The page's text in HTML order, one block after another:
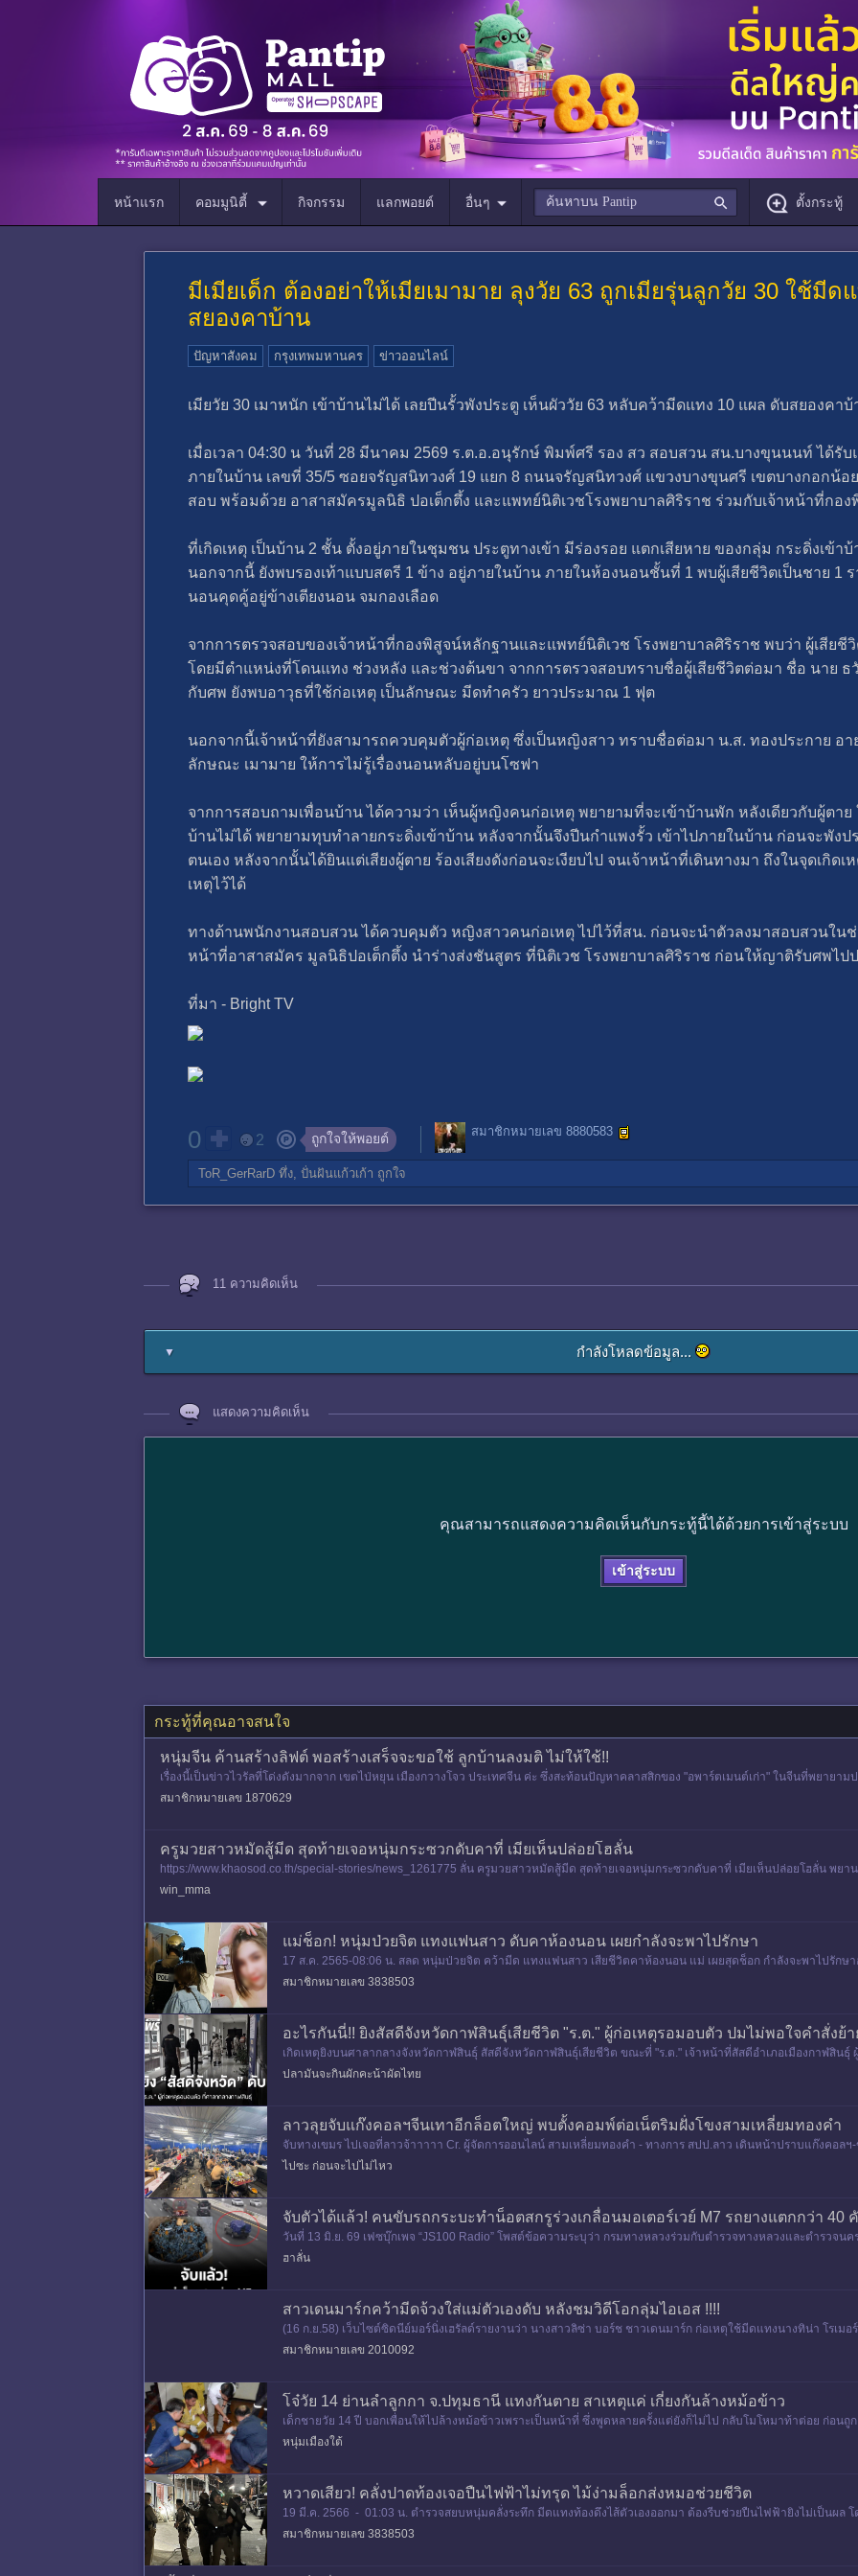
หน้าแรก คอมมูนิตี้ กิจกรรม แลกพอยต์ อื่นๆ ตั้งกระทู้
มีเมียเด็ก ต้องอย่าให้เมียเมามาย ลุงวัย 63 ถูกเมียรุ่นลูกวัย 30 ใช้มี
สยองคาบ้าน
ปัญหาสังคม กรุงเทพมหานคร ข่าวออนไลน์
เมียวัย 30 เมาหนัก เข้าบ้านไม่ได้ เลยปีนรั้วพังประตู เห็นผัววัย 63 หลับคว้ามีดแทง 10 แผล ดับสยองคาบ้
เมื่อเวลา 04:30 น วันที่ 28 มีนาคม 2569 ร.ต.อ.อนุรักษ์ พิมพ์ศรี รอง สว สอบสวน สน.บางขุนนนท์ ได้รับ
ภายในบ้าน เลขที่ 35/5 ซอยจรัญสนิทวงศ์ 19 แยก 8 ถนนจรัญสนิทวงศ์ แขวงบางขุนศรี เขตบางกอกน้อ
สอบ พร้อมด้วย อาสาสมัครมูลนิธิ ปอเต็กตึ้ง และแพทย์นิติเวชโรงพยาบาลศิริราช ร่วมกับเจ้าหน้าที่กอ
ที่เกิดเหตุ เป็นบ้าน 2 ชั้น ตั้งอยู่ภายในชุมชน ประตูทางเข้า มีร่องรอย แตกเสียหาย ของกลุ่ม กระดิ่งเข้า
นอกจากนี้ ยังพบรองเท้าแบบสตรี 1 ข้าง อยู่ภายในบ้าน ภายในห้องนอนชั้นที่ 1 พบผู้เสียชีวิตเป็นชาย 1
นอนคุดคู้อยู่ข้างเตียงนอน จมกองเลือด
จากการตรวจสอบของเจ้าหน้าที่กองพิสูจน์หลักฐานและแพทย์นิติเวช โรงพยาบาลศิริราช พบว่า ผู้เสียชี
โดยมีตำแหน่งที่โดนแทง ช่วงหลัง และช่วงต้นขา จากการตรวจสอบทราบชื่อผู้เสียชีวิตต่อมา ชื่อ นาย ธ
กับศพ ยังพบอาวุธที่ใช้ก่อเหตุ เป็นลักษณะ มีดทำครัว ยาวประมาณ 1 ฟุต
นอกจากนี้เจ้าหน้าที่ยังสามารถควบคุมตัวผู้ก่อเหตุ ซึ่งเป็นหญิงสาว ทราบชื่อต่อมา น.ส. ทองประกาย อา
ลักษณะ เมามาย ให้การไม่รู้เรื่องนอนหลับอยู่บนโซฟา
จากการสอบถามเพื่อนบ้าน ได้ความว่า เห็นผู้หญิงคนก่อเหตุ พยายามที่จะเข้าบ้านพัก หลังเดียวกับผู้ตาย
บ้านไม่ได้ พยายามทุบทำลายกระดิ่งเข้าบ้าน หลังจากนั้นจึงปีนกำแพงรั้ว เข้าไปภายในบ้าน ก่อนจะพังป
ตนเอง หลังจากนั้นได้ยินแต่เสียงผู้ตาย ร้องเสียงดังก่อนจะเงียบไป จนเจ้าหน้าที่เดินทางมา ถึงในจุดเกิ
เหตุไว้ได้
ทางด้านพนักงานสอบสวน ได้ควบคุมตัว หญิงสาวคนก่อเหตุ ไปไว้ที่สน. ก่อนจะนำตัวลงมาสอบสวนในช่
หน้าที่อาสาสมัคร มูลนิธิปอเต็กตึ้ง นำร่างส่งชันสูตร ที่นิติเวช โรงพยาบาลศิริราช ก่อนให้ญาติรับศพไป
ที่มา - Bright TV
0 2 ถูกใจให้พอยต์ สมาชิกหมายเลข 8880583
ToR_GerRarD ทึ่ง, ปั่นฝันแก้วเก้า ถูกใจ
11 ความคิดเห็น
▼ กำลังโหลดข้อมูล...
แสดงความคิดเห็น
คุณสามารถแสดงความคิดเห็นกับกระทู้นี้ได้ด้วยการเข้าสู่ระบบ
เข้าสู่ระบบ
กระทู้ที่คุณอาจสนใจ
หนุ่มจีน ค้านสร้างลิฟต์ พอสร้างเสร็จจะขอใช้ ลูกบ้านลงมติ ไม่ให้ใช้!!
เรื่องนี้เป็นข่าวไวรัลที่โด่งดังมากจาก เขตไป่หยุน เมืองกวางโจว ประเทศจีน ค่ะ ซึ่งสะท้อนปัญหาคลาสสิกของ "อพาร์ตเมนต์เก่า" ในจีนที่พยายา
สมาชิกหมายเลข 1870629
ครูมวยสาวหมัดสู้มีด สุดท้ายเจอหนุ่มกระซวกดับคาที่ เมียเห็นปล่อยโฮลั่น
https://www.khaosod.co.th/special-stories/news_1261775 ลั่น ครูมวยสาวหมัดสู้มีด สุดท้ายเจอหนุ่มกระซวกดับคาที่ เมียเห็นปล่อยโฮลั่น พย
ษ ก่อนตายมานั่
win_mma
แม่ช็อก! หนุ่มป่วยจิต แทงแฟนสาว ดับคาห้องนอน เผยกำลังจะพาไปรักษา
17 ส.ค. 2565-08:06 น. สลด หนุ่มป่วยจิต คว้ามีด แทงแฟนสาว เสียชีวิตคาห้องนอน แม่ เผยสุดช็อก กำลังจะพาไปรักษ
สมาชิกหมายเลข 3838503
อะไรกันนี่!! ยิงสัสดีจังหวัดกาฬสินธุ์เสียชีวิต "ร.ต." ผู้ก่อเหตุรอมอบตัว ปมไม่พอใจคำสั่งย้า
เกิดเหตุยิงบนศาลากลางจังหวัดกาฬสินธุ์ สัสดีจังหวัดกาฬสินธุ์เสียชีวิต ขณะที่ "ร.ต." เจ้าหน้าที่สัสดีอำเภอเมืองกาฬสิน
ที่อำเภออื่น วันน
ปลามันจะกินผักคะน้าผัดไทย
ลาวลุยจับแก๊งคอลฯจีนเทาอีกล็อตใหญ่ พบตั้งคอมพ์ต่อเน็ตริมฝั่งโขงสามเหลี่ยมทองคำ
จับทางเขมร ไปเจอที่ลาวจ้าาาาา Cr. ผู้จัดการออนไลน์ สามเหลี่ยมทองคำ - ทางการ สปป.ลาว เดินหน้าปราบแก๊งคอ
อง ..ล่าสุดจับจีนเทาอีกล็อตใหญ่ พบสร้างโรงเรือน
ไปซะ ก่อนจะไปไม่ไหว
จับตัวได้แล้ว! คนขับรถกระบะทำน็อตสกรูร่วงเกลื่อนมอเตอร์เวย์ M7 รถยางแตกกว่า 40
วันที่ 13 มิ.ย. 69 เฟซบุ๊กเพจ “JS100 Radio” โพสต์ข้อความระบุว่า กรมทางหลวงร่วมกับตำรวจทางหลวงและตำรวจ
ล้ว พร้อมยอมรับผิดชอบความเสียหาย&nbs
ฮาลั่น
สาวเดนมาร์กคว้ามีดจ้วงใส่แม่ตัวเองดับ หลังชมวิดีโอกลุ่มไอเอส !!!!
(16 ก.ย.58) เว็บไซต์ซิดนีย์มอร์นิ่งเฮรัลด์รายงานว่า นางสาวลิซ่า บอร์ช ชาวเดนมาร์ก ก่อเหตุใช้มีดแทงนางทิน่า โรเ
ศีรษะของกองกำลังรัฐอิสลามแห่งอิรักแล
สมาชิกหมายเลข 2010092
โจ๋วัย 14 ย่านลำลูกกา จ.ปทุมธานี แทงกันตาย สาเหตุแค่ เกี่ยงกันล้างหม้อข้าว
เด็กชายวัย 14 ปี บอกเพื่อนให้ไปล้างหม้อข้าวเพราะเป็นหน้าที่ ซึ่งพูดหลายครั้งแต่ยังก็ไม่ไป กลับโมโหมาท้าต่อย ก่อน
กี่ยวข้องคดีเด็กมาสอบสวนอีกครั้ง
หนุ่มเมืองใต้
หวาดเสียว! คลั่งปาดท้องเจอปืนไฟฟ้าไม่ทรุด ไม้ง่ามล็อกส่งหมอช่วยชีวิต
19 มี.ค. 2566 - 01:03 น. ตำรวจสยบหนุ่มคลั่งระทึก มีดแทงท้องดึงไส้ตัวเองออกมา ต้องรีบช่วยปืนไฟฟ้ายิงไม่เป็นผล
สมาชิกหมายเลข 3838503